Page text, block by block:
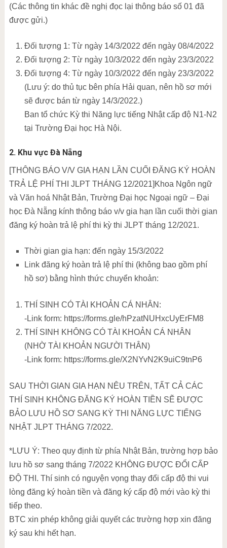
(Các thông tin khác đề nghị đọc lại thông báo số 01 đã
được gửi.)
Đối tượng 1: Từ ngày 14/3/2022 đến ngày 08/4/2022
Đối tượng 2: Từ ngày 10/3/2022 đến ngày 23/3/2022
Đối tượng 4: Từ ngày 10/3/2022 đến ngày 23/3/2022
(Lưu ý: do thủ tục bên phía Hải quan, nên hồ sơ mới
sẽ được bán từ ngày 14/3/2022.)
Ban tổ chức Kỳ thi Năng lực tiếng Nhật cấp độ N1-N2
tại Trường Đại học Hà Nội.
2. Khu vực Đà Nẵng
[THÔNG BÁO V/V GIA HẠN LẦN CUỐI ĐĂNG KÝ HOÀN
TRẢ LỆ PHÍ THI JLPT THÁNG 12/2021]Khoa Ngôn ngữ
và Văn hoá Nhật Bản, Trường Đại học Ngoại ngữ – Đại
học Đà Nẵng kính thông báo v/v gia hạn lần cuối thời gian
đăng ký hoàn trả lệ phí thi kỳ thi JLPT tháng 12/2021.
Thời gian gia hạn: đến ngày 15/3/2022
Link đăng ký hoàn trả lệ phí thi (không bao gồm phí
hồ sơ) bằng hình thức chuyển khoản:
THÍ SINH CÓ TÀI KHOẢN CÁ NHÂN:
-Link form: https://forms.gle/hPzatNUHxcUyErFM8
THÍ SINH KHÔNG CÓ TÀI KHOẢN CÁ NHÂN
(NHỜ TÀI KHOẢN NGƯỜI THÂN)
-Link form: https://forms.gle/X2NYvN2K9uiC9tnP6
SAU THỜI GIAN GIA HẠN NÊU TRÊN, TẤT CẢ CÁC
THÍ SINH KHÔNG ĐĂNG KÝ HOÀN TIỀN SẼ ĐƯỢC
BẢO LƯU HỒ SƠ SANG KỲ THI NĂNG LỰC TIẾNG
NHẬT JLPT THÁNG 7/2022.
*LƯU Ý: Theo quy định từ phía Nhật Bản, trường hợp bảo
lưu hồ sơ sang tháng 7/2022 KHÔNG ĐƯỢC ĐỔI CẤP
ĐỘ THI. Thí sinh có nguyện vọng thay đổi cấp độ thi vui
lòng đăng ký hoàn tiền và đăng ký cấp độ mới vào kỳ thi
tiếp theo.
BTC xin phép không giải quyết các trường hợp xin đăng
ký sau khi hết hạn.